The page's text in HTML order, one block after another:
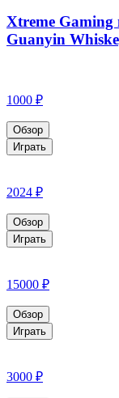
Xtreme Gaming
Guanyin
1000 ₽
Обзор
Играть
2024 ₽
Обзор
Играть
15000 ₽
Обзор
Играть
3000 ₽